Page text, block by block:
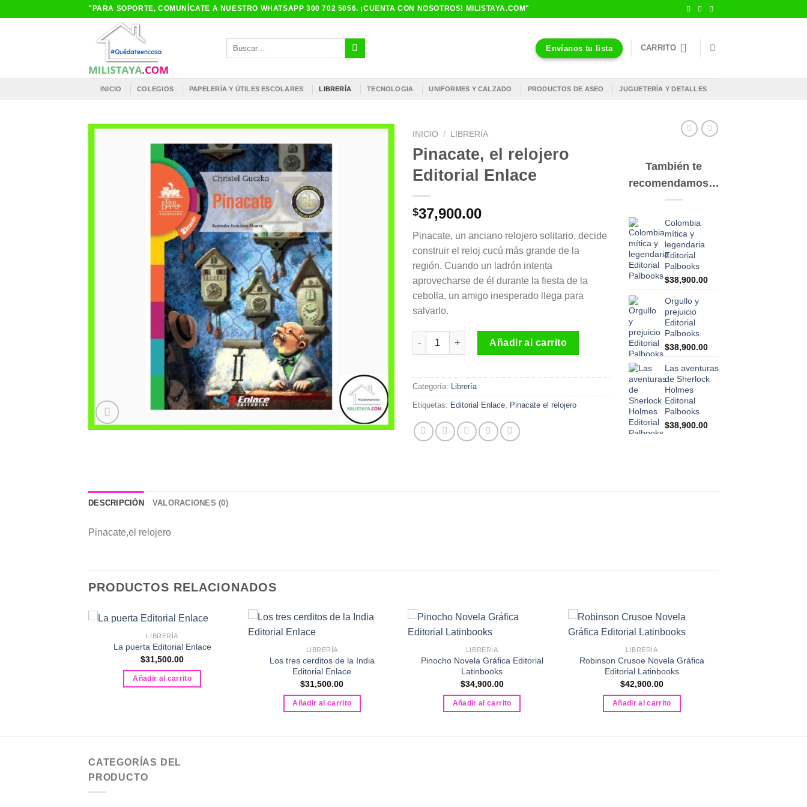
"PARA SOPORTE, COMUNÍCATE A NUESTRO WHATSAPP 300 702 5056. ¡CUENTA CON NOSOTROS! MILISTAYA.COM"
Envíanos tu lista CARRITO
INICIO COLEGIOS PAPELERÍA Y ÚTILES ESCOLARES LIBRERÍA TECNOLOGIA UNIFORMES Y CALZADO PRODUCTOS DE ASEO JUGUETERÍA Y DETALLES
INICIO / LIBRERÍA
Pinacate, el relojero
Editorial Enlace
$37,900.00
Pinacate, un anciano relojero solitario, decide
construir el reloj cucú más grande de la
región. Cuando un ladrón intenta
aprovecharse de él durante la fiesta de la
cebolla, un amigo inesperado llega para
salvarlo.
Pinacate, el relojero Editorial Enlace cantidad
Añadir al carrito
Categoría: Librería
Etiquetas: Editorial Enlace Pinacate el relojero
También te
recomendamos…
Colombia
mítica y
legendaria
Editorial
Palbooks
$38,900.00
Orgullo y
prejuicio
Editorial
Palbooks
$38,900.00
Las aventuras
de Sherlock
Holmes
Editorial
Palbooks
$38,900.00
DESCRIPCIÓN VALORACIONES (0)
Pinacate,el relojero
PRODUCTOS RELACIONADOS
LIBRERÍA
La puerta Editorial Enlace
$31,500.00
Añadir al carrito
LIBRERÍA
Los tres cerditos de la India
Editorial Enlace
$31,500.00
Añadir al carrito
LIBRERÍA
Pinocho Novela Gráfica Editorial
Latinbooks
$34,900.00
Añadir al carrito
LIBRERÍA
Robinson Crusoe Novela Gráfica
Editorial Latinbooks
$42,900.00
Añadir al carrito
CATEGORÍAS DEL
PRODUCTO